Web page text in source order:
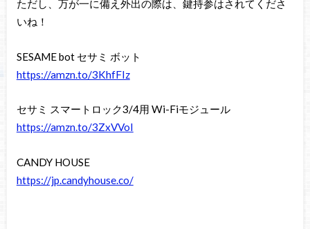
ただし、万が一に備え外出の際は、鍵持参はされてくださ
いね！
SESAME bot セサミ ボット
https://amzn.to/3KhfFIz
セサミ スマートロック3/4用 Wi-Fiモジュール
https://amzn.to/3ZxVVoI
CANDY HOUSE
https://jp.candyhouse.co/